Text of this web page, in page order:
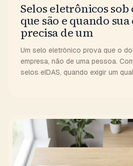
Selos eletrônicos sob
que são e quando
precisa de um
Um selo eletrônico prova que o
empresa, não de uma pessoa.
selos eIDAS, quando exigir um